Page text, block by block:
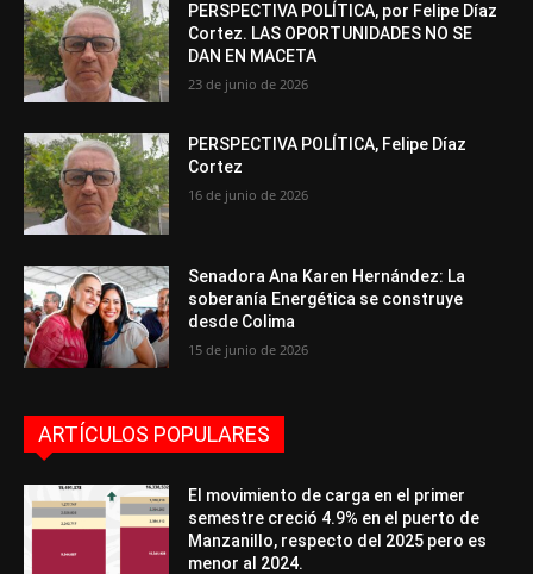
PERSPECTIVA POLÍTICA, por Felipe Díaz
Cortez. LAS OPORTUNIDADES NO SE
DAN EN MACETA
23 de junio de 2026
PERSPECTIVA POLÍTICA, Felipe Díaz
Cortez
16 de junio de 2026
Senadora Ana Karen Hernández: La
soberanía Energética se construye
desde Colima
15 de junio de 2026
ARTÍCULOS POPULARES
El movimiento de carga en el primer
semestre creció 4.9% en el puerto de
Manzanillo, respecto del 2025 pero es
menor al 2024.